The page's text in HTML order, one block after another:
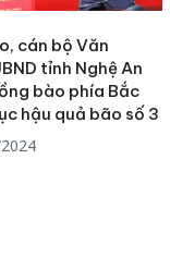
cán bộ Văn
tỉnh Nghệ An
bào phía Bắc
hậu quả bão số 3